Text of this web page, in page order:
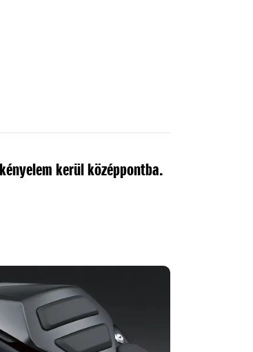
kerül középpontba.